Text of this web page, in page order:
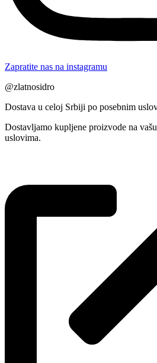
Zapratite nas na instagramu
@zlatnosidro
Dostava u celoj Srbiji po posebnim
Dostavljamo kupljene proizvode na
uslovima.